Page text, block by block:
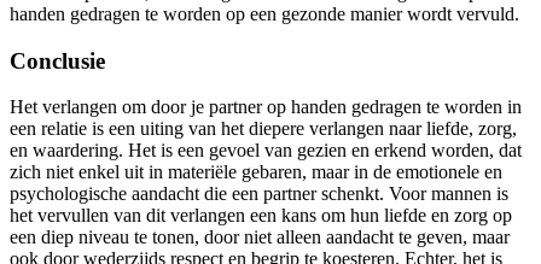
handen gedragen te worden op een gezonde manier wordt vervuld.
Conclusie
Het verlangen om door je partner op handen gedragen te worden in
een relatie is een uiting van het diepere verlangen naar liefde, zorg,
en waardering. Het is een gevoel van gezien en erkend worden, dat
zich niet enkel uit in materiële gebaren, maar in de emotionele en
psychologische aandacht die een partner schenkt. Voor mannen is
het vervullen van dit verlangen een kans om hun liefde en zorg op
een diep niveau te tonen, door niet alleen aandacht te geven, maar
ook door wederzijds respect en begrip te koesteren. Echter, het is